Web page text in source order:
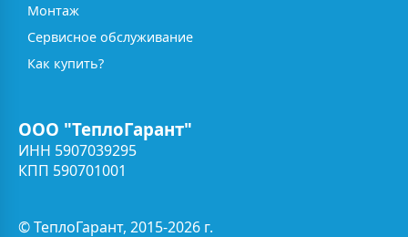
Монтаж
Сервисное обслуживание
Как купить?
ООО "ТеплоГарант"
ИНН 5907039295
КПП 590701001
© ТеплоГарант, 2015-2026 г.